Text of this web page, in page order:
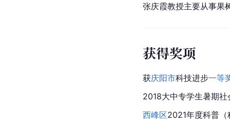
张庆霞教授主要从事果
获得奖项
获庆阳市科技进步一等
2018大中专学生暑期
西峰区2021年度科普